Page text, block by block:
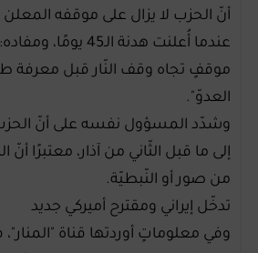
عندما أُعلنت هدنة
موقفٍ تجاه وقف النّار قبل معرفة
العدوّ".
وشدّد المسؤول نفسه على أنّ
إلى ما قبل الثّاني من آذار، معتبرًا
من صور أو النّبطيّة.
تدخّل إيراني ومقترح أميركي جديد
وفي معلوماتٍ أوردتها قناة "المنار"،